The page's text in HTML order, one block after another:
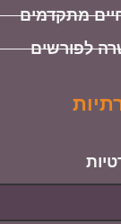
מתקדמים
לפורשים